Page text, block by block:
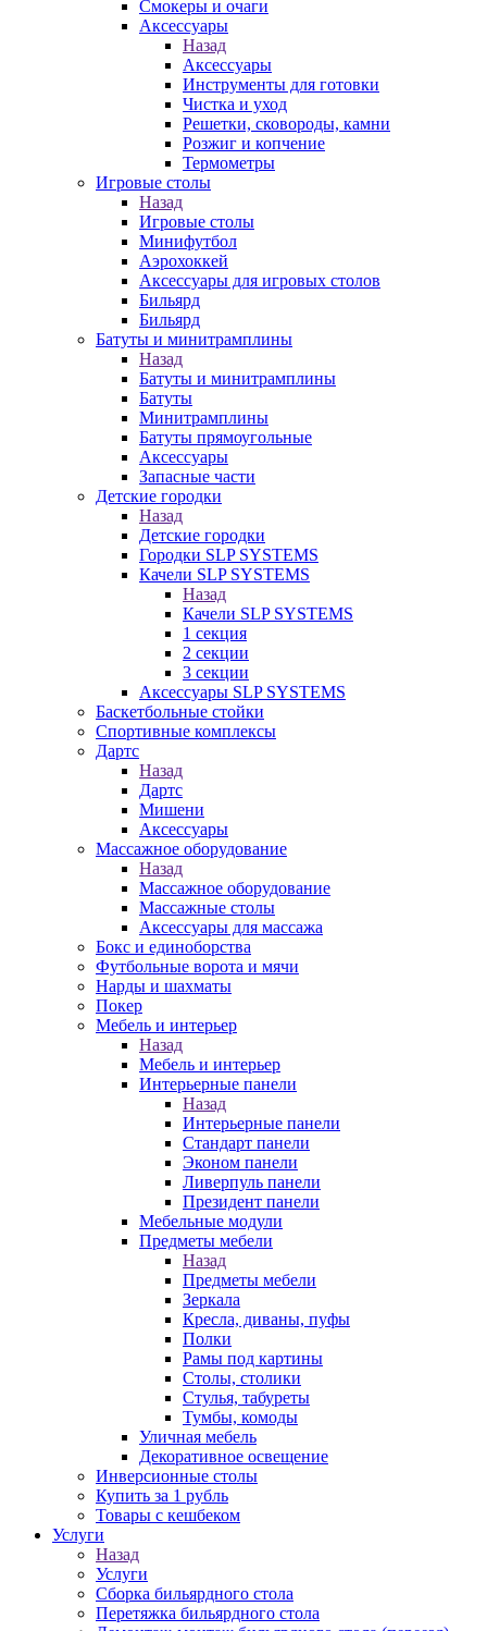
Смокеры и очаги
Аксессуары
Назад
Аксессуары
Инструменты для готовки
Чистка и уход
Решетки, сковороды, камни
Розжиг и копчение
Термометры
Игровые столы
Назад
Игровые столы
Минифутбол
Аэрохоккей
Аксессуары для игровых столов
Бильяpд
Бильяpд
Батуты и минитрамплины
Назад
Батуты и минитрамплины
Батуты
Минитрамплины
Батуты прямоугольные
Аксессуары
Запасные части
Детские городки
Назад
Детские городки
Городки SLP SYSTEMS
Качели SLP SYSTEMS
Назад
Качели SLP SYSTEMS
1 секция
2 секции
3 секции
Аксессуары SLP SYSTEMS
Баскетбольные стойки
Спортивные комплексы
Дартс
Назад
Дартс
Мишени
Аксессуары
Массажное оборудование
Назад
Массажное оборудование
Массажные столы
Аксессуары для массажа
Бокс и единоборства
Футбольные ворота и мячи
Нарды и шахматы
Покер
Мебель и интерьер
Назад
Мебель и интерьер
Интерьерные панели
Назад
Интерьерные панели
Стандарт панели
Эконом панели
Ливерпуль панели
Президент панели
Мебельные модули
Предметы мебели
Назад
Предметы мебели
Зеркала
Кресла, диваны, пуфы
Полки
Рамы под картины
Столы, столики
Стулья, табуреты
Тумбы, комоды
Уличная мебель
Декоративное освещение
Инверсионные столы
Купить за 1 рубль
Товары с кешбеком
Услуги
Назад
Услуги
Сборка бильярдного стола
Перетяжка бильярдного стола